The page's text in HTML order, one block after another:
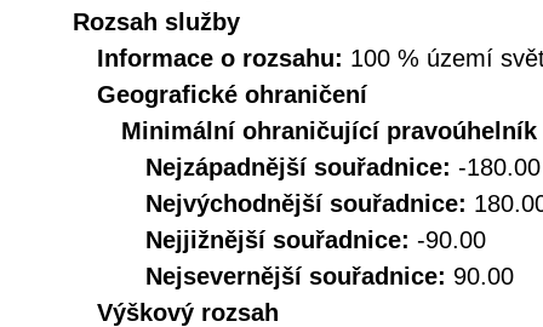
Rozsah služby
Informace o rozsahu: 100 % území
Geografické ohraničení
Minimální ohraničující pravoúhelník
Nejzápadnější souřadnice: -180.00
Nejvýchodnější souřadnice:
Nejjižnější souřadnice: -90.00
Nejsevernější souřadnice: 90.00
Výškový rozsah